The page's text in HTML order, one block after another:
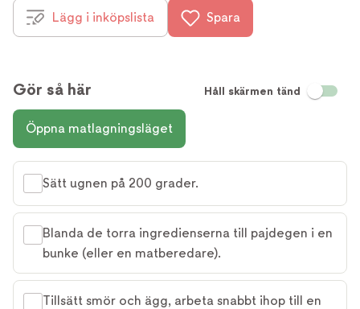
Lägg i inköpslista Spara
Gör så här Håll skärmen tänd
Öppna matlagningsläget
Sätt ugnen på 200 grader.
Blanda de torra ingredienserna till pajdegen i en
bunke (eller en matberedare).
Tillsätt smör och ägg, arbeta snabbt ihop till en